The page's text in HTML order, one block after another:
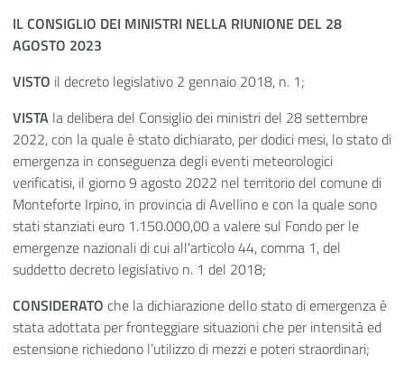
IL CONSIGLIO DEI MINISTRI NELLA RIUNIONE DEL 28
AGOSTO 2023
VISTO il decreto legislativo 2 gennaio 2018, n. 1;
VISTA la delibera del Consiglio dei ministri del 28 settembre
2022, con la quale è stato dichiarato, per dodici mesi, lo stato di
emergenza in conseguenza degli eventi meteorologici
verificatisi, il giorno 9 agosto 2022 nel territorio del comune di
Monteforte Irpino, in provincia di Avellino e con la quale sono
stati stanziati euro 1.150.000,00 a valere sul Fondo per le
emergenze nazionali di cui all'articolo 44, comma 1, del
suddetto decreto legislativo n. 1 del 2018;
CONSIDERATO che la dichiarazione dello stato di emergenza è
stata adottata per fronteggiare situazioni che per intensità ed
estensione richiedono l’utilizzo di mezzi e poteri straordinari;